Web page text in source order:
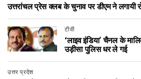
उत्तरांचल प्रेस क्लब के चुनाव पर डीएम ने लगायी
टीवी
‘लाइव इंडिया’ चैनल के
उड़ीसा पुलिस धर ले गई
उत्तर प्रदेश